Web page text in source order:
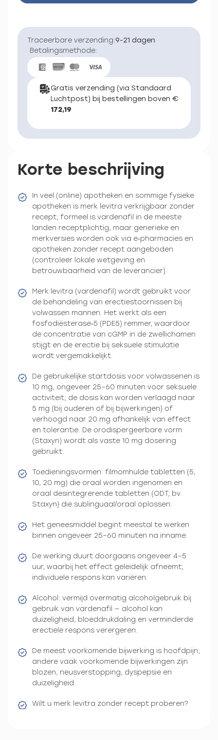
Traceerbare verzending:9-21 dagen
Betalingsmethode:
Gratis verzending (via Standaard
Luchtpost) bij bestellingen boven €
172,19
Korte beschrijving
In veel (online) apotheken en sommige fysieke
apotheken is merk levitra verkrijgbaar zonder
recept; formeel is vardenafil in de meeste
landen receptplichtig, maar generieke en
merkversies worden ook via e‑pharmacies en
apotheken zonder recept aangeboden
(controleer lokale wetgeving en
betrouwbaarheid van de leverancier).
Merk levitra (vardenafil) wordt gebruikt voor
de behandeling van erectiestoornissen bij
volwassen mannen. Het werkt als een
fosfodiësterase‑5 (PDE5) remmer, waardoor
de concentratie van cGMP in de zwellichamen
stijgt en de erectie bij seksuele stimulatie
wordt vergemakkelijkt.
De gebruikelijke startdosis voor volwassenen is
10 mg, ongeveer 25–60 minuten voor seksuele
activiteit; de dosis kan worden verlaagd naar
5 mg (bij ouderen of bij bijwerkingen) of
verhoogd naar 20 mg afhankelijk van effect
en tolerantie. De orodispergeerbare vorm
(Staxyn) wordt als vaste 10 mg dosering
gebruikt.
Toedieningsvormen: filmomhulde tabletten (5,
10, 20 mg) die oraal worden ingenomen en
oraal desintegrerende tabletten (ODT, bv.
Staxyn) die sublinguaal/oraal oplossen.
Het geneesmiddel begint meestal te werken
binnen ongeveer 25–60 minuten na inname.
De werking duurt doorgaans ongeveer 4–5
uur, waarbij het effect geleidelijk afneemt;
individuele respons kan variëren.
Alcohol: vermijd overmatig alcoholgebruik bij
gebruik van vardenafil — alcohol kan
duizeligheid, bloeddrukdaling en verminderde
erectiele respons verergeren.
De meest voorkomende bijwerking is hoofdpijn;
andere vaak voorkomende bijwerkingen zijn
blozen, neusverstopping, dyspepsie en
duizeligheid.
Wilt u merk levitra zonder recept proberen?